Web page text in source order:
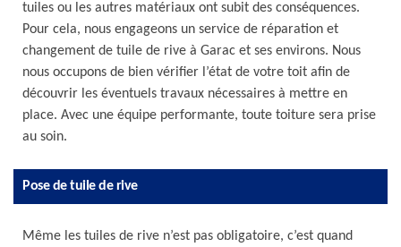
tuiles ou les autres matériaux ont subit des conséquences.
Pour cela, nous engageons un service de réparation et
changement de tuile de rive à Garac et ses environs. Nous
nous occupons de bien vérifier l’état de votre toit afin de
découvrir les éventuels travaux nécessaires à mettre en
place. Avec une équipe performante, toute toiture sera prise
au soin.
Pose de tuile de rive
Même les tuiles de rive n’est pas obligatoire, c’est quand